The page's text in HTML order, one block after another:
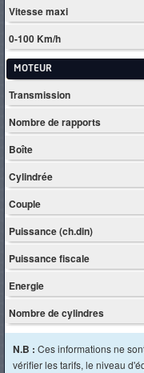
Vitesse maxi
0-100 Km/h
MOTEUR
Transmission
Nombre de rapports
Boîte
Cylindrée
Couple
Puissance (ch.din)
Puissance fiscale
Energie
Nombre de cylindres
N.B : Ces informations ne
vérifier les tarifs, le niveau